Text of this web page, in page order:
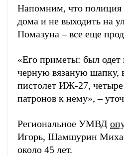
Напомним, что полиция
дома и не выходить на
Помазуна – все еще
«Его приметы: был
черную вязаную шапку,
пистолет ИЖ-27, четыре
патронов к нему», –
Региональное УМВД
Игорь, Шамшурин
около 45 лет.